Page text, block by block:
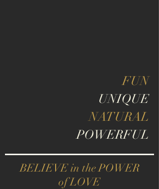
FUN
UNIQUE
NATURAL
POWERFUL
BELIEVE in the POWER
of LOVE